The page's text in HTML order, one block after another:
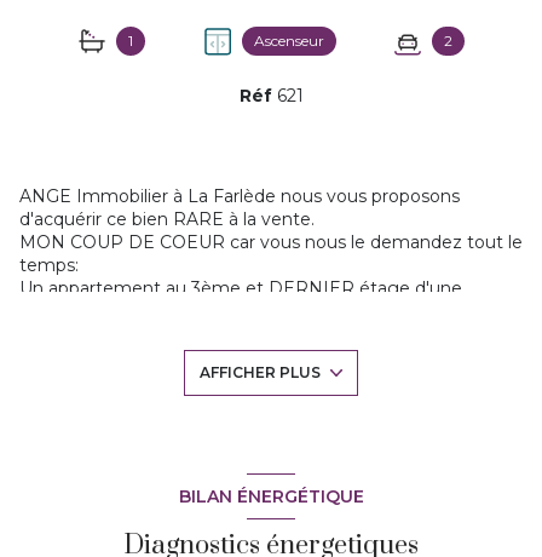
1 Ascenseur 2
Réf 621
ANGE Immobilier à La Farlède nous vous proposons
d'acquérir ce bien RARE à la vente.
MON COUP DE COEUR car vous nous le demandez tout le
temps:
Un appartement au 3ème et DERNIER étage d'une
Résidence sécurisée avec ascenseur, dans le centre ville, et
au calme proche de toutes commodités.
Cet appartement est spacieux lumineux et dispose de
30m2 avec cuisine américaine équipée, ouvrant sur une
terrasse exposée Sud de 12,5m2.
Un espace nuit de deux chambres avec placards et une
salle de bains.
AFFICHER PLUS
BILAN ÉNERGÉTIQUE
Diagnostics énergetiques